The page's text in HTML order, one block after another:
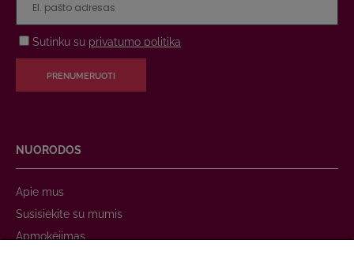
Sutinku su privatumo politika
PRENUMERUOTI
NUORODOS
Apie mus
Susisiekite su mumis
Apmokėjimas